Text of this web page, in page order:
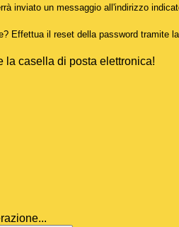
inviato un messaggio all'indirizzo
Effettua il reset della password tramite la
la casella di posta elettronica!